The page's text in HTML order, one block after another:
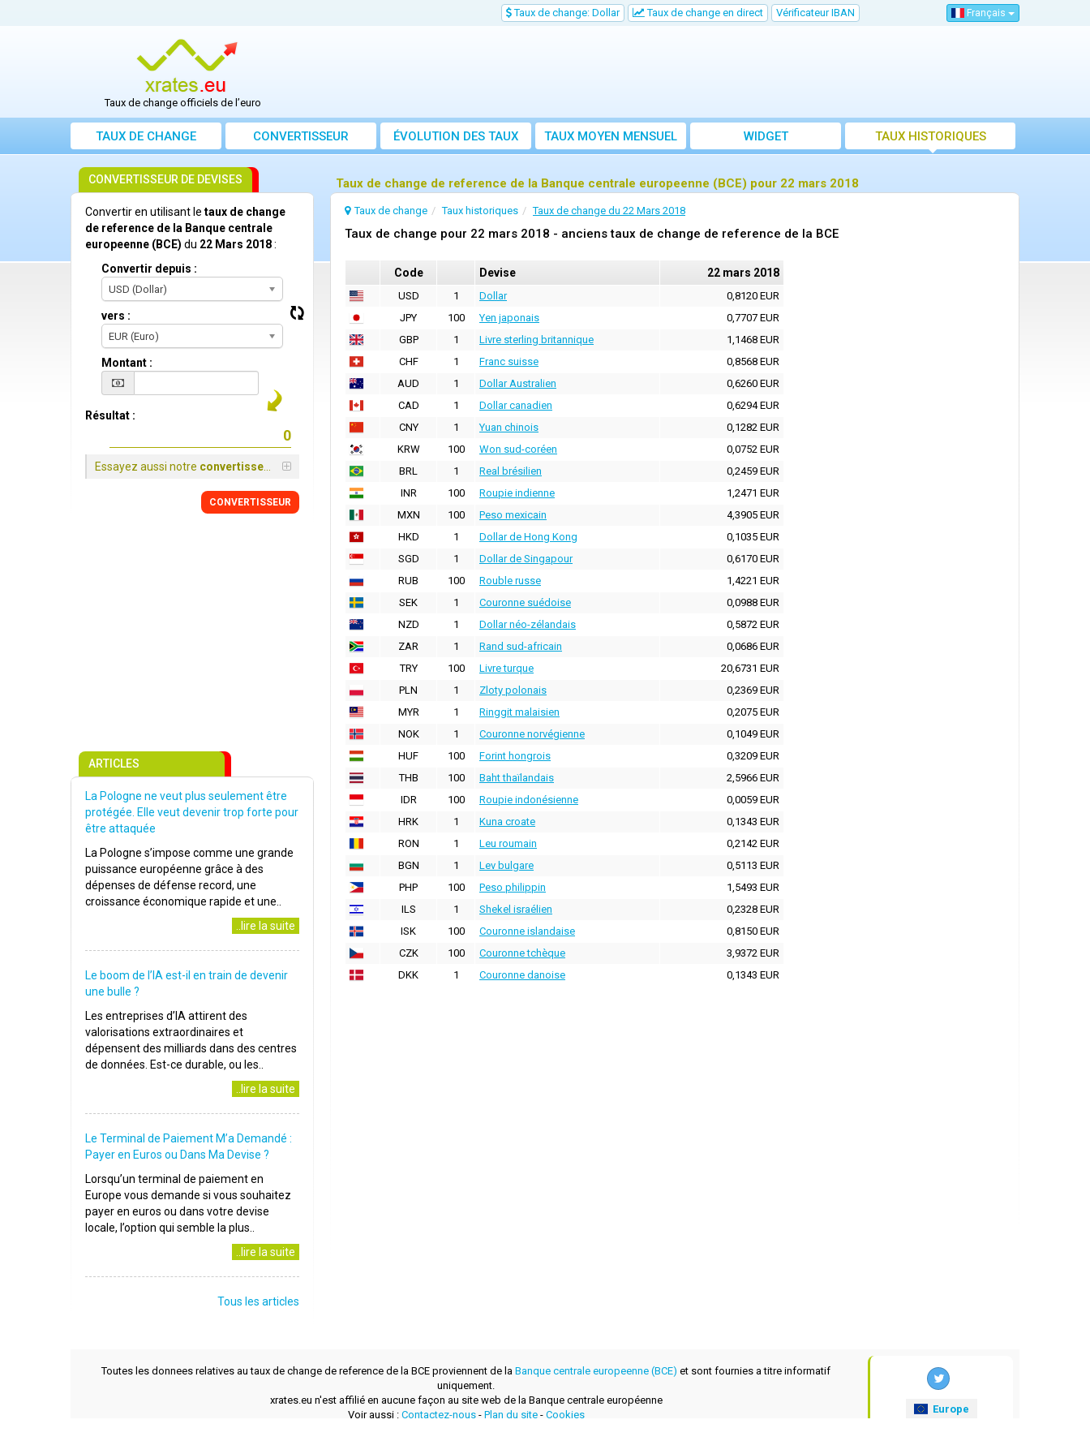
Taux de change: Dollar Taux de change en direct Vérificateur IBAN Français
Taux de change officiels de l’euro
TAUX DE CHANGE CONVERTISSEUR ÉVOLUTION DES TAUX TAUX MOYEN MENSUEL WIDGET TAUX HISTORIQUES
Taux de change de reference de la Banque centrale europeenne (BCE) pour 22 mars 2018
Taux de change Taux historiques Taux de change du 22 Mars 2018
Taux de change pour 22 mars 2018 - anciens taux de change de reference de la BCE
Code Devise 22 mars 2018
USD 1 Dollar
0,8120 EUR
JPY
100 Yen japonais
0,7707 EUR
GBP
1 Livre sterling britannique
1,1468 EUR
CHF
1 Franc suisse
0,8568 EUR
AUD
1 Dollar Australien
0,6260 EUR
CAD
1 Dollar canadien
0,6294 EUR
CNY
1 Yuan chinois
0,1282 EUR
KRW
100 Won sud-coréen
0,0752 EUR
BRL
1 Real brésilien
0,2459 EUR
INR
100 Roupie indienne
1,2471 EUR
MXN
100 Peso mexicain
4,3905 EUR
HKD
1 Dollar de Hong Kong
0,1035 EUR
SGD
1 Dollar de Singapour
0,6170 EUR
RUB
100 Rouble russe
1,4221 EUR
SEK
1 Couronne suédoise
0,0988 EUR
NZD
1 Dollar néo-zélandais
0,5872 EUR
ZAR
1 Rand sud-africain
0,0686 EUR
TRY
100 Livre turque
20,6731 EUR
PLN
1 Zloty polonais
0,2369 EUR
MYR
1 Ringgit malaisien
0,2075 EUR
NOK
1 Couronne norvégienne
0,1049 EUR
HUF
100 Forint hongrois
0,3209 EUR
THB
100 Baht thaïlandais
2,5966 EUR
IDR
100 Roupie indonésienne
0,0059 EUR
HRK
1 Kuna croate
0,1343 EUR
RON
1 Leu roumain
0,2142 EUR
BGN
1 Lev bulgare
0,5113 EUR
PHP
100 Peso philippin
1,5493 EUR
ILS
1 Shekel israélien
0,2328 EUR
ISK
100 Couronne islandaise
0,8150 EUR
CZK
100 Couronne tchèque
3,9372 EUR
DKK
1 Couronne danoise 0,1343 EUR
CONVERTISSEUR DE DEVISES
Convertir en utilisant le taux de change
de reference de la Banque centrale
europeenne (BCE) du 22 Mars 2018:
Convertir depuis :
USD (Dollar)
vers :
EUR (Euro)
Montant :
Résultat :
Essayez aussi notre convertisseur
CONVERTISSEUR
ARTICLES
La Pologne ne veut plus seulement être
protégée. Elle veut devenir trop forte pour
être attaquée
La Pologne s’impose comme une grande
puissance européenne grâce à des
dépenses de défense record, une
croissance économique rapide et une..
..lire la suite
Le boom de l’IA est-il en train de devenir
une bulle ?
Les entreprises d’IA attirent des
valorisations extraordinaires et
dépensent des milliards dans des centres
de données. Est-ce durable, ou les..
..lire la suite
Le Terminal de Paiement M’a Demandé :
Payer en Euros ou Dans Ma Devise ?
Lorsqu’un terminal de paiement en
Europe vous demande si vous souhaitez
payer en euros ou dans votre devise
locale, l’option qui semble la plus..
..lire la suite
Tous les articles
Toutes les donnees relatives au taux de change de reference de la BCE proviennent de la Banque centrale europeenne (BCE) et sont fournies a titre informatif
uniquement.
xrates.eu n'est affilié en aucune façon au site web de la Banque centrale européenne
Voir aussi : Contactez-nous- Plan du site- Cookies
Europe